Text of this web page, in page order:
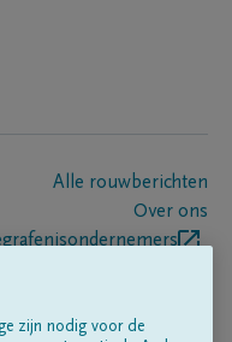
Alle rouwberichten
Over ons
zijn nodig voor de